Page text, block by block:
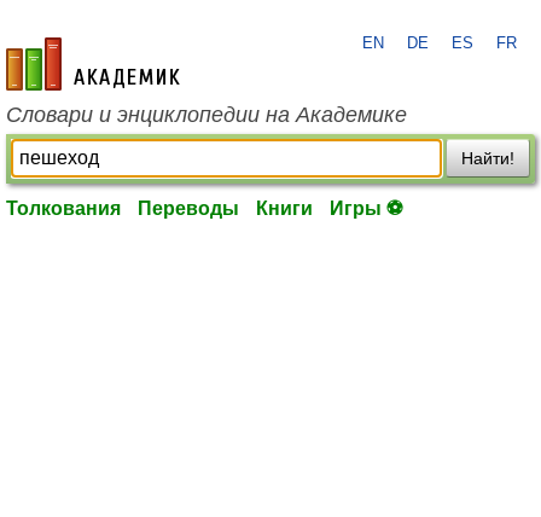
academic.ru
EN DE ES FR
Словари и энциклопедии на Академике
Найти!
Толкования Переводы Книги Игры ⚽